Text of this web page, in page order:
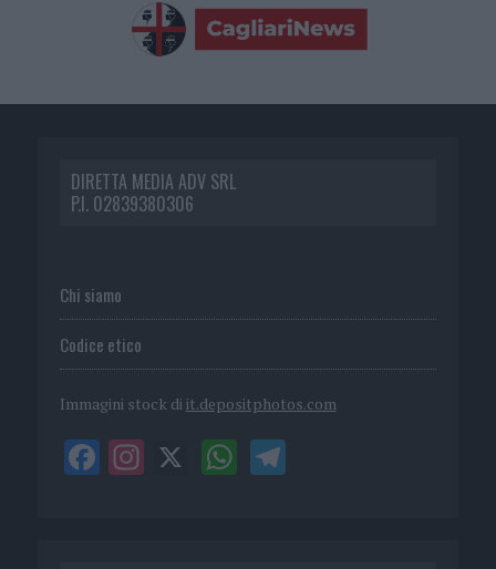
DIRETTA MEDIA ADV SRL
P.I. 02839380306
Chi siamo
Codice etico
Immagini stock di it.depositphotos.com